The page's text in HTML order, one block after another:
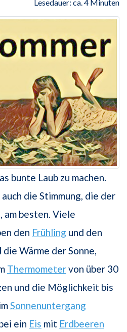
Lesedauer: ca. 4 Minuten
bunte Laub zu machen.
die Stimmung, die der
besten. Viele
den Frühling und den
die Wärme der Sonne,
Thermometervon über 30
und die Möglichkeit bis
Sonnenuntergang
ein Eis mit Erdbeeren